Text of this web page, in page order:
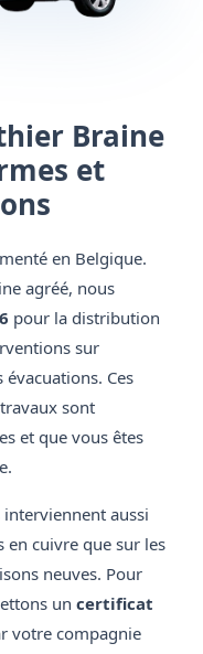
Braine
et
en Belgique.
agréé, nous
pour la distribution
sur
évacuations. Ces
sont
et que vous êtes
aussi
en cuivre que sur les
neuves. Pour
un certificat
votre compagnie